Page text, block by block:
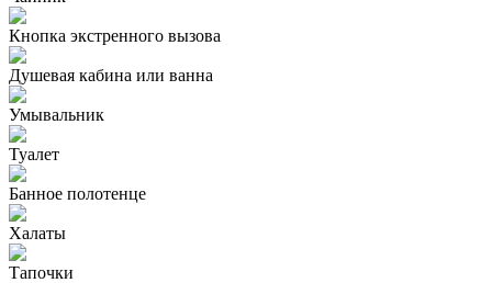
Кнопка экстренного вызова
Душевая кабина или ванна
Умывальник
Туалет
Банное полотенце
Халаты
Тапочки